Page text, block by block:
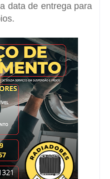
data de entrega para